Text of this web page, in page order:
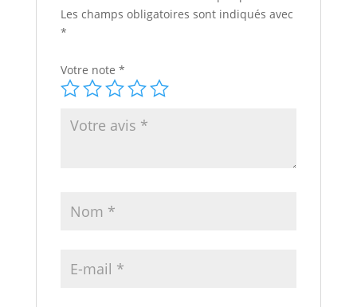
Les champs obligatoires sont indiqués avec
*
Votre note *